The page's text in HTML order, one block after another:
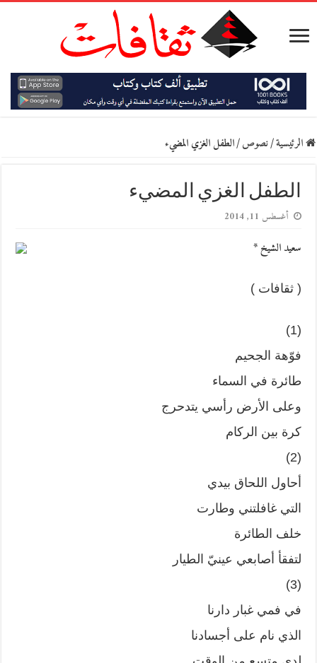
الرئيسية/نصوص/الطفل الغزي المضيء
الطفل الغزي المضيء
أغسطس 11, 2014
سعيد الشيخ *
( ثقافات )
(1)
فوّهة الجحيم
طائرة في السماء
وعلى الأرض رأسي يتدحرج
كرة بين الركام
(2)
أحاول اللحاق بيدي
التي غافلتني وطارت
خلف الطائرة
لتفقأ أصابعي عينيّ الطيار
(3)
في فمي غبار دارنا
الذي نام على أجسادنا